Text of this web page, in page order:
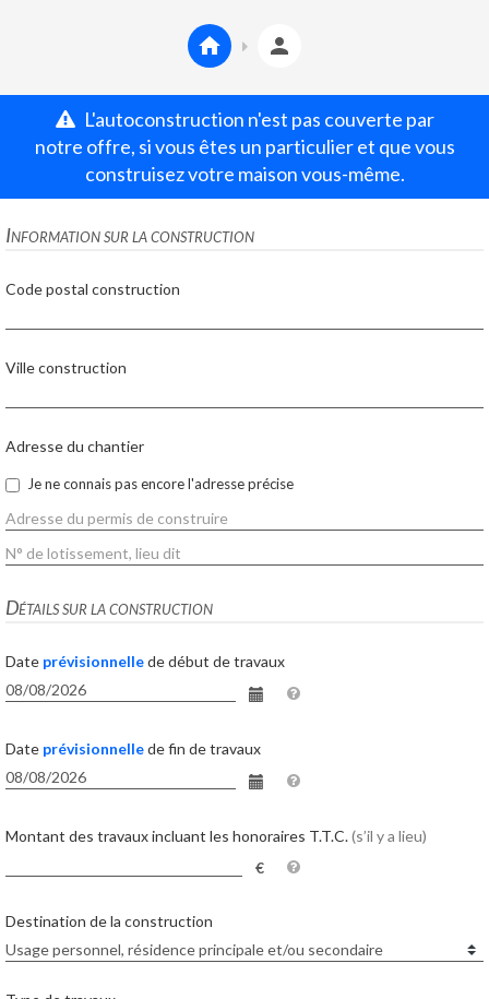
notre offre, si vous êtes un particulier et que vous
construisez votre maison vous-même.
Information sur la construction
Code postal construction
Ville construction
Adresse du chantier
Je ne connais pas encore l'adresse précise
Détails sur la construction
Date prévisionnellede début de travaux
Date prévisionnellede fin de travaux
Montant des travaux incluant les honoraires T.T.C.(s’il y a lieu)
€
Destination de la construction